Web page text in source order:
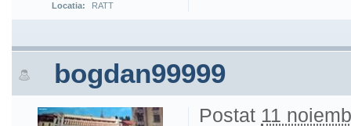
Locatia:
RATT
bogdan99999
Postat 11